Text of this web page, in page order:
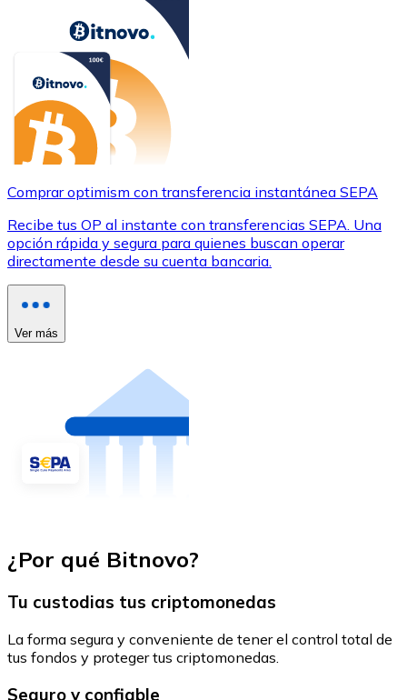
Comprar optimism con transferencia instantánea SEPA
Recibe tus OP al instante con transferencias SEPA. Una
opción rápida y segura para quienes buscan operar
directamente desde su cuenta bancaria.
Ver más
¿Por qué Bitnovo?
Tu custodias tus criptomonedas
La forma segura y conveniente de tener el control total de
tus fondos y proteger tus criptomonedas.
Seguro y confiable